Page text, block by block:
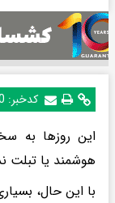
کدخبر:
این روزها به
هوشمند یا تبلت
با این حال،